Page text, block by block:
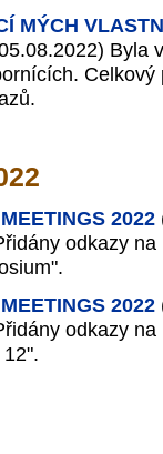
MÝCH
Byla
2022
odkazy
2022
odkazy